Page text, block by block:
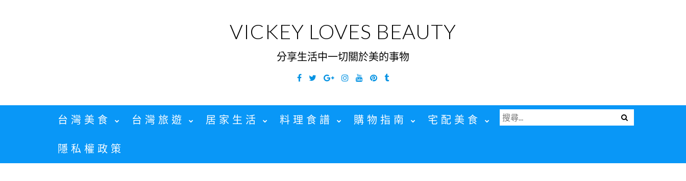
VICKEY LOVES BEAUTY
分享生活中一切關於美的事物
Facebook
TwitterGoogleInstagramYouTubePinterest
Tumblr
台灣美食 台灣旅遊 居家生活 料理食譜 購物指南 宅配美食
隱私權政策
Menu
搜
尋